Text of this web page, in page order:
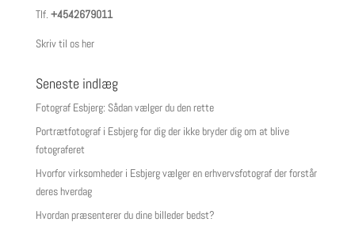
Tlf. +4542679011
Skriv til os her
Seneste indlæg
Fotograf Esbjerg: Sådan vælger du den rette
Portrætfotograf i Esbjerg for dig der ikke bryder dig om at blive
fotograferet
Hvorfor virksomheder i Esbjerg vælger en erhvervsfotograf der forstår
deres hverdag
Hvordan præsenterer du dine billeder bedst?